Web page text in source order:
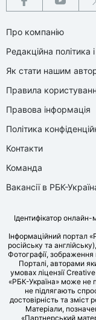
Про компанію
Редакційна політика
Як стати нашим
Правила
Правова інформація
Політика
Контакти
Команда
Вакансії в РБК-
Ідентифікатор онлайн-
Інформаційний портал
російську та
Фотографії, зображення
Порталі, авторами
умовах ліцензії
«РБК-Україна» може не
не підлягають
достовірність та
Матеріали,
«Партнерський